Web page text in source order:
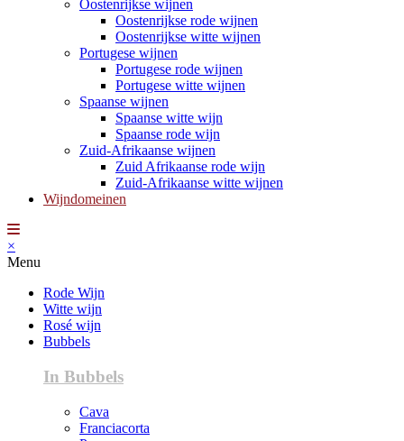
Oostenrijkse wijnen
Oostenrijkse rode wijnen
Oostenrijkse witte wijnen
Portugese wijnen
Portugese rode wijnen
Portugese witte wijnen
Spaanse wijnen
Spaanse witte wijn
Spaanse rode wijn
Zuid-Afrikaanse wijnen
Zuid Afrikaanse rode wijn
Zuid-Afrikaanse witte wijnen
Wijndomeinen
×
Menu
Rode Wijn
Witte wijn
Rosé wijn
Bubbels
In Bubbels
Cava
Franciacorta